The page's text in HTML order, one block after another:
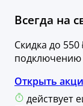
Всегда на
Скидка до
Открыть
действует